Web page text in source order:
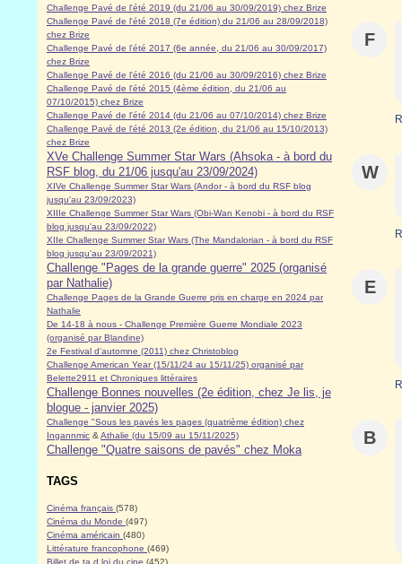
Challenge Pavé de l'été 2019 (du 21/06 au 30/09/2019) chez Brize
Challenge Pavé de l'été 2018 (7e édition) du 21/06 au 28/09/2018)
chez Brize
Challenge Pavé de l'été 2017 (6e année, du 21/06 au 30/09/2017)
chez Brize
Challenge Pavé de l'été 2016 (du 21/06 au 30/09/2016) chez Brize
Challenge Pavé de l'été 2015 (4ème édition, du 21/06 au
07/10/2015) chez Brize
Challenge Pavé de l'été 2014 (du 21/06 au 07/10/2014) chez Brize
Challenge Pavé de l'été 2013 (2e édition, du 21/06 au 15/10/2013)
chez Brize
XVe Challenge Summer Star Wars (Ahsoka - à bord du
RSF blog, du 21/06 jusqu'au 23/09/2024)
XIVe Challenge Summer Star Wars (Andor - à bord du RSF blog
jusqu'au 23/09/2023)
XIIIe Challenge Summer Star Wars (Obi-Wan Kenobi - à bord du RSF
blog jusqu'au 23/09/2022)
XIIe Challenge Summer Star Wars (The Mandalorian - à bord du RSF
blog jusqu'au 23/09/2021)
Challenge "Pages de la grande guerre" 2025 (organisé
par Nathalie)
Challenge Pages de la Grande Guerre pris en charge en 2024 par
Nathalie
De 14-18 à nous - Challenge Première Guerre Mondiale 2023
(organisé par Blandine)
2e Festival d'automne (2011) chez Christoblog
Challenge American Year (15/11/24 au 15/11/25) organisé par
Belette2911 et Chroniques littéraires
Challenge Bonnes nouvelles (2e édition, chez Je lis, je
blogue - janvier 2025)
Challenge "Sous les pavés les pages (quatrième édition) chez
Ingannmic & Athalie (du 15/09 au 15/11/2025)
Challenge "Quatre saisons de pavés" chez Moka
TAGS
Cinéma français (578)
Cinéma du Monde (497)
Cinéma américain (480)
Littérature francophone (469)
Billet de ta d loi du cine (452)
F
W
E
B